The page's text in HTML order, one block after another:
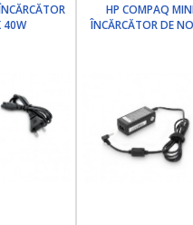
40W
HP COMPAQ
ÎNCĂRCĂTOR DE